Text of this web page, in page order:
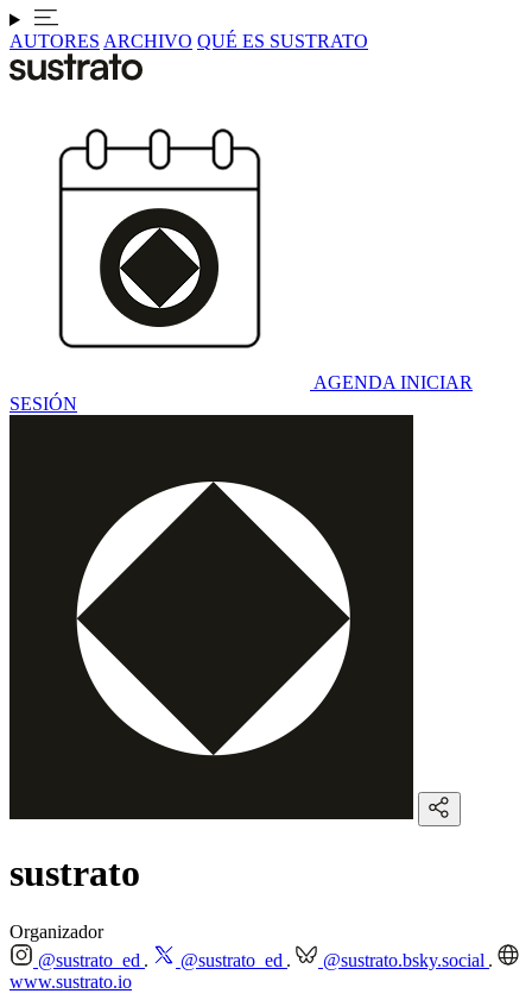
AUTORES ARCHIVO QUÉ ES SUSTRATO
AGENDA INICIAR
SESIÓN
sustrato
Organizador
@sustrato_ed
@sustrato_ed
@sustrato.bsky.social
www.sustrato.io